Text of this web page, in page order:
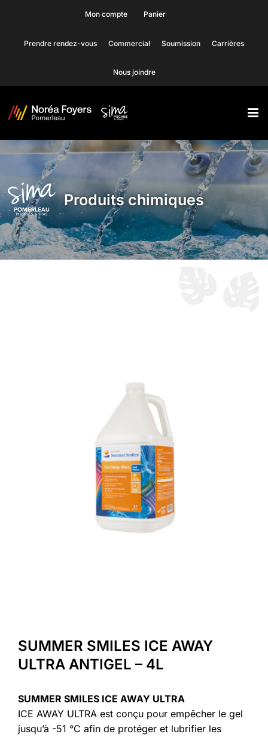
content
Mon compte Panier
Prendre rendez-vous Commercial Soumission Carrières
Nous joindre
Produits chimiques
SUMMER SMILES ICE AWAY
ULTRA ANTIGEL – 4L
SUMMER SMILES ICE AWAY ULTRA
ICE AWAY ULTRA est conçu pour empêcher le gel
jusqu’à -51 °C afin de protéger et lubrifier les